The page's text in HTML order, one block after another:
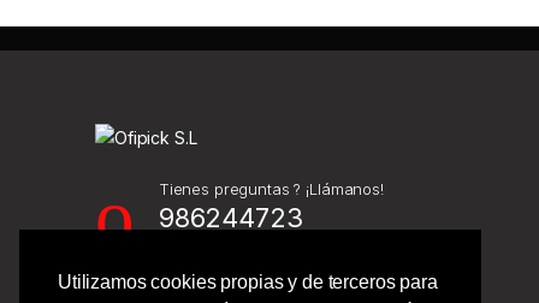
Utilizamos cookies propias y de terceros para
Tienes preguntas ? ¡Llámanos!
986244723
Calle Barcelona 41,